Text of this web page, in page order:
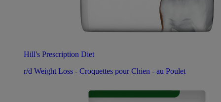
Hill's Prescription Diet
r/d Weight Loss - Croquettes pour Chien - au Poulet